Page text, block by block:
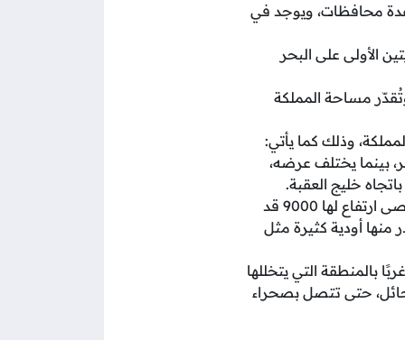
عدة محافظات، ويوجد في
الأولى على البحر
وتُقدّر مساحة المملكة
وذلك كما يأتي:
الأحمر، ويبلغ طوله حوالي 1100 كيلو متر، بينما يختلف عرضه،
وهي سلسلة جبال ترتفع فوق سهل تهامة إلى الشرق منه، ويبلغ أقصى ارتفاع لها 9000 قد
لتبلغ أخفض نقطة فيها 3000 قدم، وتنحدر منها أودية كثيرة مثل
بالمنطقة التي يتخللها
حائل، حتى تتصل بصحراء